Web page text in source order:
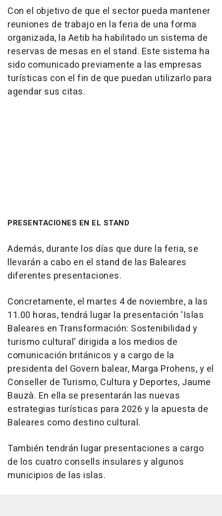
Con el objetivo de que el sector pueda mantener
reuniones de trabajo en la feria de una forma
organizada, la Aetib ha habilitado un sistema de
reservas de mesas en el stand. Este sistema ha
sido comunicado previamente a las empresas
turísticas con el fin de que puedan utilizarlo para
agendar sus citas.
PRESENTACIONES EN EL STAND
Además, durante los días que dure la feria, se
llevarán a cabo en el stand de las Baleares
diferentes presentaciones.
Concretamente, el martes 4 de noviembre, a las
11.00 horas, tendrá lugar la presentación 'Islas
Baleares en Transformación: Sostenibilidad y
turismo cultural' dirigida a los medios de
comunicación británicos y a cargo de la
presidenta del Govern balear, Marga Prohens, y el
Conseller de Turismo, Cultura y Deportes, Jaume
Bauzà. En ella se presentarán las nuevas
estrategias turísticas para 2026 y la apuesta de
Baleares como destino cultural.
También tendrán lugar presentaciones a cargo
de los cuatro consells insulares y algunos
municipios de las islas.